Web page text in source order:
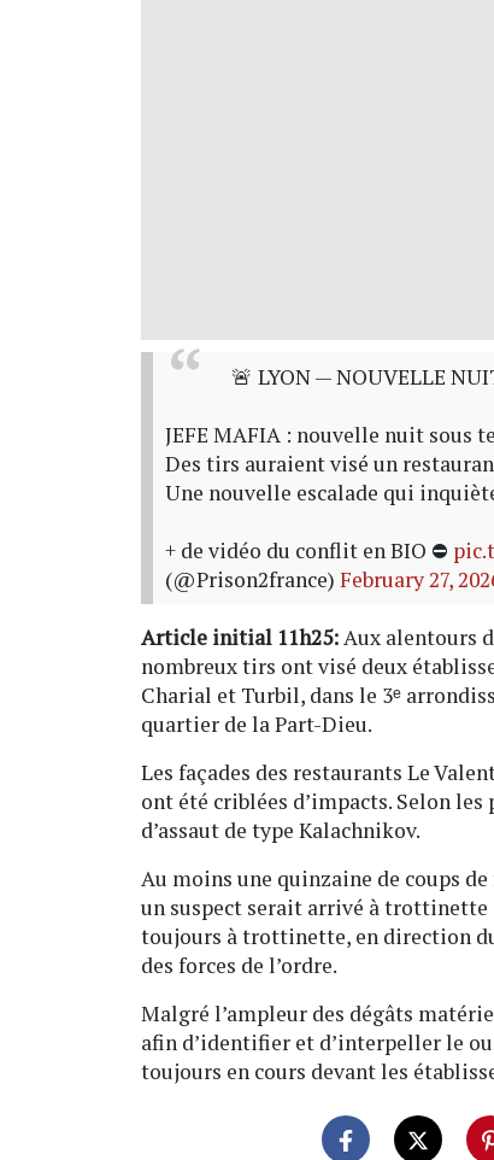
🚨 LYON — NOUVELLE
JEFE MAFIA : nouvelle nuit sous
Des tirs auraient visé un
Une nouvelle escalade qui
+ de vidéo du conflit en BIO ⛔️
(@Prison2france) February 27,
Article initial 11h25:Aux alentours
nombreux tirs ont visé deux
Charial et Turbil, dans le 3ᵉ
quartier de la Part-Dieu.
Les façades des restaurants Le
ont été criblées d’impacts. Selon
d’assaut de type Kalachnikov.
Au moins une quinzaine de coups
un suspect serait arrivé à
toujours à trottinette, en direction
des forces de l’ordre.
Malgré l’ampleur des dégâts
afin d’identifier et d’interpeller le
toujours en cours devant les